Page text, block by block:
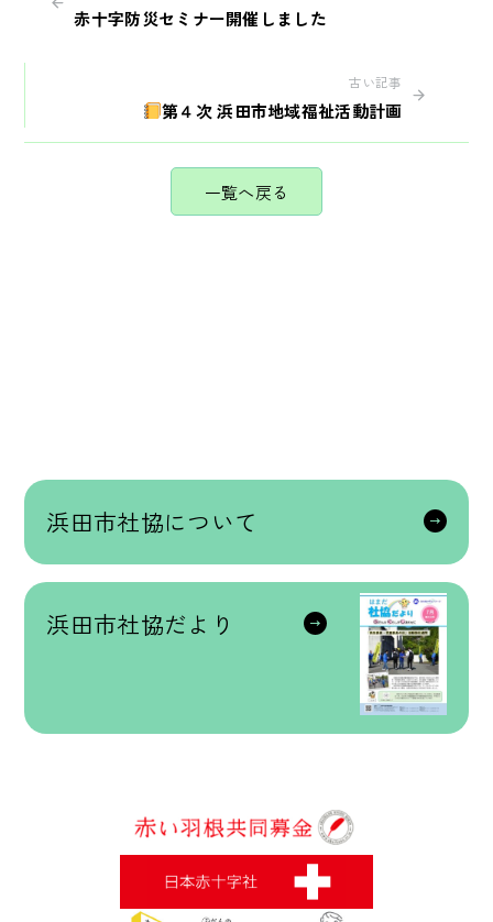
赤十字防災セミナー開催しました
古い記事
第４次 浜田市地域福祉活動計画
一覧へ戻る
浜田市社協について
浜田市社協だより